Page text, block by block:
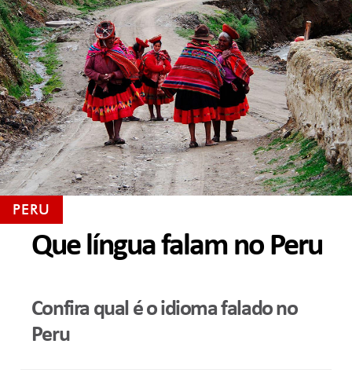
PERU
Que língua falam no Peru
Confira qual é o idioma falado no
Peru